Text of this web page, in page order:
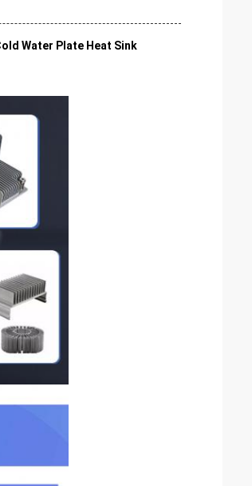
Water Plate Heat Sink